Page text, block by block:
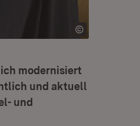
modernisiert
und aktuell
und